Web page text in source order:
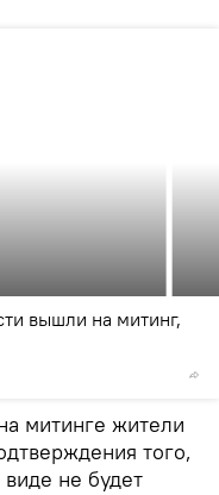
вышли на митинг,
митинге жители
того,
не будет